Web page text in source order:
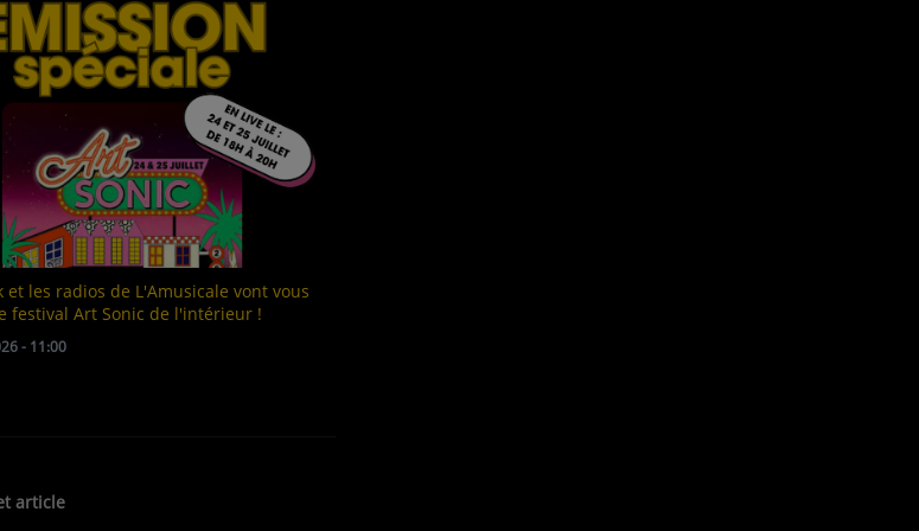
et les radios de L'Amusicale vont vous
festival Art Sonic de l'intérieur !
- 11:00
article